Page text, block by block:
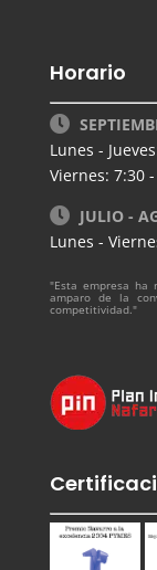
Horario
Lunes -
Viernes: 7:30
JULIO -
Lunes -
"Esta empresa ha
amparo de la
competitividad."